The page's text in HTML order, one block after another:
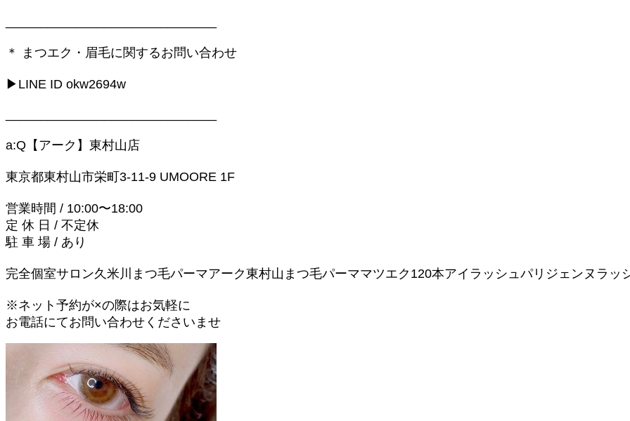
＊ まつエク・眉毛に関するお問い合わせ
▶LINE ID okw2694w
a:Q【アーク】東村山店
東京都東村山市栄町3-11-9 UMOORE 1F
営業時間 / 10:00〜18:00
定 休 日 / 不定休
駐 車 場 / あり
完全個室サロン久米川まつ毛パーマアーク東村山まつ毛パーママツエク120本アイラッシュパリジェンヌラッ
※ネット予約が×の際はお気軽に
お電話にてお問い合わせくださいませ